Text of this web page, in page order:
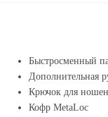
Быстросменный
Дополнительная
Крючок для
Кофр MetaLoc